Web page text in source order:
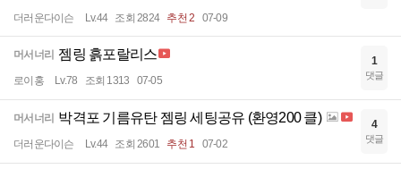
더러운다이슨 Lv.44 조회 2824 추천 2 07-09
머서너리 젬링 흙포랄리스
로이홍 Lv.78 조회 1313 07-05
1
댓글
머서너리 박격포 기름유탄 젬링 세팅공유 (환영200 클)
더러운다이슨 Lv.44 조회 2601 추천 1 07-02
4
댓글